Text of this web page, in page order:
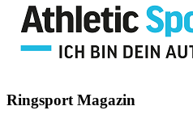
Ringsport Magazin